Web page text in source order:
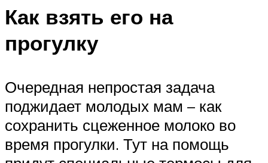
Как взять его на
прогулку
Очередная непростая задача
поджидает молодых мам – как
сохранить сцеженное молоко во
время прогулки. Тут на помощь